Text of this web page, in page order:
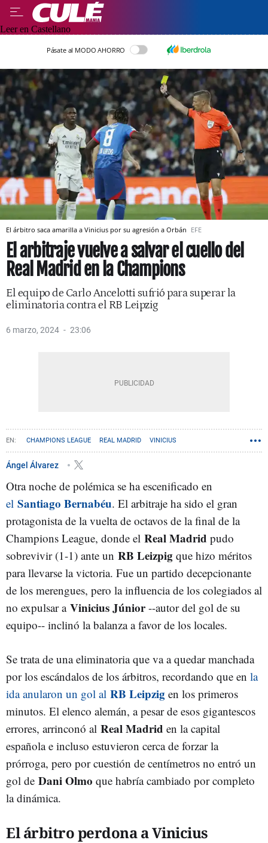
Leer en Castellano
Pásate al MODO AHORRO
El árbitro saca amarilla a Vinicius por su agresión a Orbán EFE
El arbitraje vuelve a salvar el cuello del
Real Madrid en la Champions
El equipo de Carlo Ancelotti sufrió para superar la
eliminatoria contra el RB Leipzig
6 marzo, 2024 23:06
CHAMPIONS LEAGUE REAL MADRID VINICIUS
Ángel Álvarez
Otra noche de polémica se ha escenificado en
el Santiago Bernabéu. El arbitraje ha sido el gran
protagonista de la vuelta de octavos de la final de la
Champions League, donde el Real Madrid pudo
sobrevivir (1-1) ante un RB Leizpig que hizo méritos
para llevarse la victoria. Fue un partido decepcionante
de los merengues, pero la influencia de los colegiados al
no expulsar a Vinicius Júnior--autor del gol de su
equipo-- inclinó la balanza a favor de los locales.
Se trata de una eliminatoria que va a quedar manchada
por los escándalos de los árbitros, recordando que en la
ida anularon un gol al RB Leipzig en los primeros
minutos. El elenco alemán, a pesar de esos gigantescos
errores, arrinconó al Real Madrid en la capital
española e incluso estuvieron cerca de forzar la
prórroga, pero por cuestión de centímetros no entró un
gol de Dani Olmo que habría cambiado por completo
la dinámica.
El árbitro perdona a Vinicius